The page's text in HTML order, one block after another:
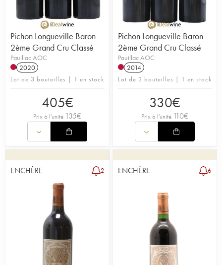
Pichon Longueville Baron
2ème Grand Cru Classé
Pauillac AOC
2020
Lot de 3 bouteilles | 1 en stock
405€
Prix à l'unité 135€
Pichon Longueville Baron
2ème Grand Cru Classé
Pauillac AOC
2014
Lot de 3 bouteilles | 1 en stock
330€
Prix à l'unité 110€
ENCHÈRE 2 ENCHÈRE 6